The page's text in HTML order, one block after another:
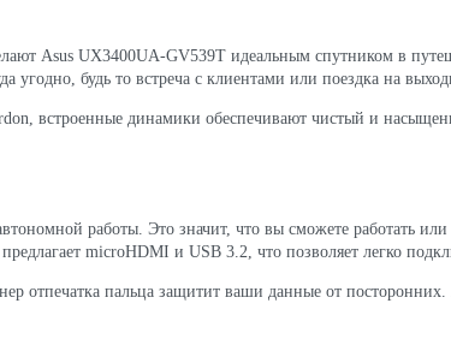
Asus UX3400UA-GV539T идеальным спутником в
угодно, будь то встреча с клиентами или поездка на
встроенные динамики обеспечивают чистый и
работы. Это значит, что вы сможете работать
microHDMI и USB 3.2, что позволяет легко
отпечатка пальца защитит ваши данные от